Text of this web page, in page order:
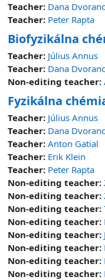
Teacher: Dana
Teacher: Peter Rapta
Biofyzikálna
Teacher: Július Annus
Teacher: Dana
Non-editing teacher:
Fyzikálna
Teacher: Július Annus
Teacher: Dana
Teacher: Anton Gatial
Teacher: Erik Klein
Teacher: Peter Rapta
Non-editing teacher:
Non-editing teacher:
Non-editing teacher:
Non-editing teacher:
Non-editing teacher:
Non-editing teacher:
Non-editing teacher:
Non-editing teacher: